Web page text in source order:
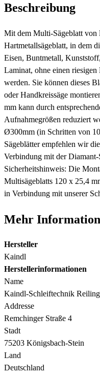
Beschreibung
Mit dem Multi-Sägeblatt von
Hartmetallsägeblatt, in dem
Eisen, Buntmetall,
Laminat, ohne einen
werden. Sie können dieses
oder Handkreissäge
mm kann durch
Aufnahmegrößen reduziert
Ø300mm (in Schritten von
Sägeblätter empfehlen wir
Verbindung mit der
Sicherheitshinweis: Die
Multisägeblatts 120 x 25,4
in Verbindung mit unserer
Mehr
Hersteller
Kaindl
Herstellerinformationen
Name
Kaindl-Schleiftechnik
Addresse
Remchinger Straße 4
Stadt
75203 Königsbach-Stein
Land
Deutschland